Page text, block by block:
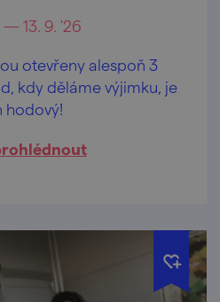
— 13. 9. '26
otevřeny alespoň 3
kdy děláme výjimku, je
hodový!